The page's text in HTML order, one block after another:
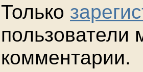
Только
пользователи
комментарии.